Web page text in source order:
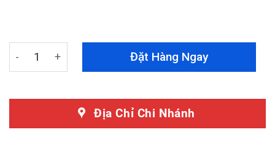
Cách Âm Chống Ồn Toyota Venza Chính Hãng Dr Artex
Đặt Hàng Ngay
Địa Chỉ Chi Nhánh